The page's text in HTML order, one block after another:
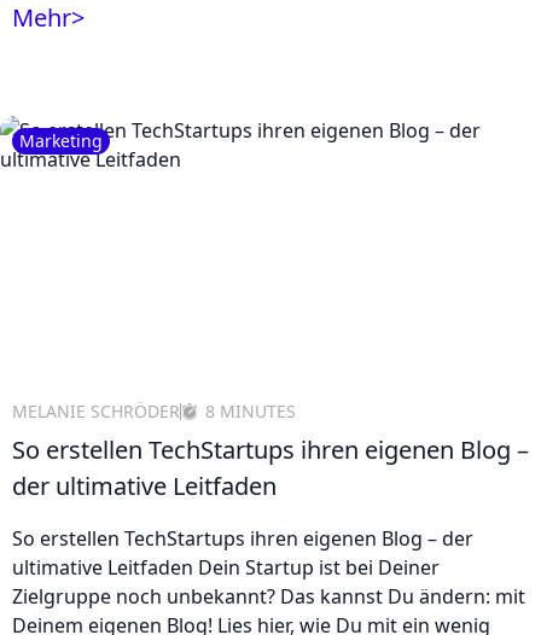
Mehr>
Marketing
MELANIE SCHRÖDER 8 MINUTES
So erstellen TechStartups ihren eigenen Blog –
der ultimative Leitfaden
So erstellen TechStartups ihren eigenen Blog – der
ultimative Leitfaden Dein Startup ist bei Deiner
Zielgruppe noch unbekannt? Das kannst Du ändern: mit
Deinem eigenen Blog! Lies hier, wie Du mit ein wenig